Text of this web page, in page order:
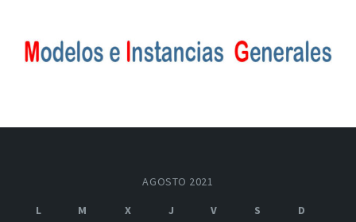
AGOSTO 2021
L
M X J V S
D